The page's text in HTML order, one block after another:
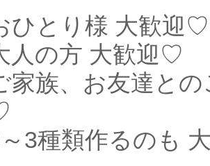
ひとり様 大歓迎♡
人の方 大歓迎♡
家族、お友達と
3種類作るのも